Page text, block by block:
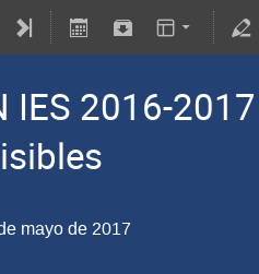
IES 2016-
mayo de 2017